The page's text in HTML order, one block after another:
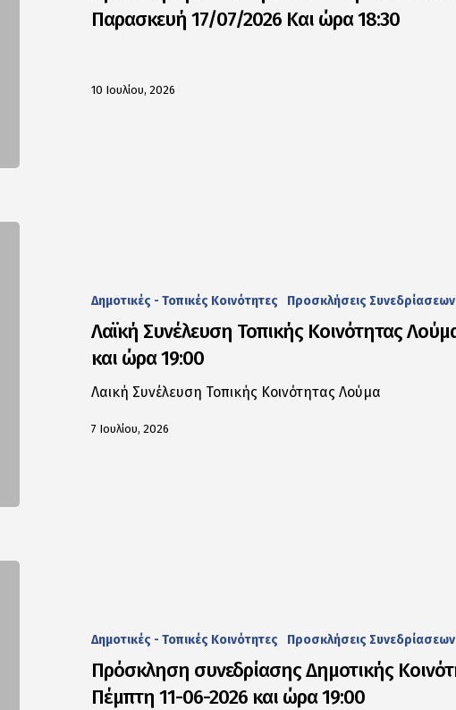
Παρασκευή 17/07/2026 Και ώρα 18:30
10 Ιουλίου, 2026
Δημοτικές - Τοπικές Κοινότητες Προσκλήσεις Συνεδρίασεων
Λαϊκή Συνέλευση Τοπικής Κοινότητας
και ώρα 19:00
Λαική Συνέλευση Τοπικής Κοινότητας Λούμα
7 Ιουλίου, 2026
Δημοτικές - Τοπικές Κοινότητες Προσκλήσεις Συνεδρίασεων
Πρόσκληση συνεδρίασης Δημοτικής
Πέμπτη 11-06-2026 και ώρα 19:00